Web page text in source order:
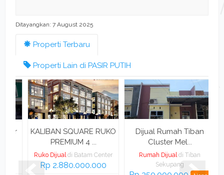
Ditayangkan: 7 August 2025
Properti Terbaru
Properti Lain di PASIR PUTIH
KALIBAN SQUARE RUKO
PREMIUM 4 ...
Ruko Dijual di Batam Center
Rp 2.880.000.000
Dijual Rumah Tiban
Cluster Mel...
Rumah Dijual di Tiban
Sekupang